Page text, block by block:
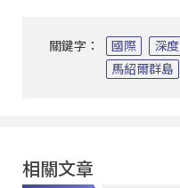
關鍵字： 國際 深度
馬紹爾群島
相關文章